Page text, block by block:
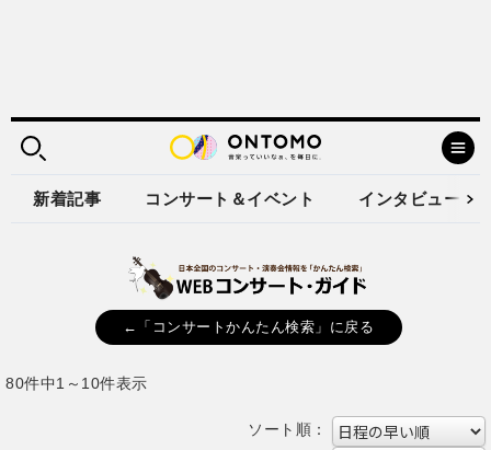
新着記事 コンサート＆イベント インタビュー
←「コンサートかんたん検索」に戻る
80件中1～10件表示
ソート順：